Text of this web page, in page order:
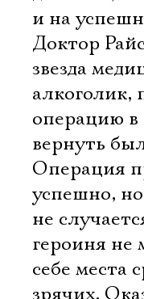
и на
Доктор
звезда
алкоголик,
операцию в
вернуть
Операция
успешно,
не
героиня не
себе места
зрячих.